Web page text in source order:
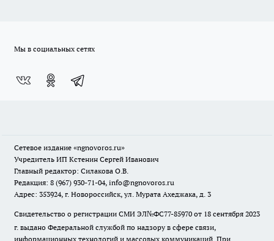
Мы в социальных сетях
Сетевое издание «ngnovoros.ru»
Учредитель ИП Кстенин Сергей Иванович
Главный редактор: Силакова О.В.
Редакция: 8 (967) 930-71-04, info@ngnovoros.ru
Адрес: 353924, г. Новороссийск, ул. Мурата Ахеджака, д. 3
Свидетельство о регистрации СМИ ЭЛ№ФС77-85970 от 18 сентября 2023
г. выдано Федеральной службой по надзору в сфере связи,
информационных технологий и массовых коммуникаций. При